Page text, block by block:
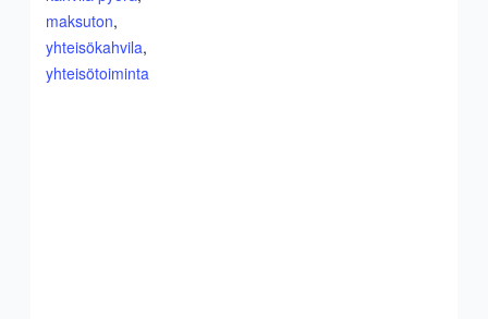
maksuton,
yhteisökahvila,
yhteisötoiminta